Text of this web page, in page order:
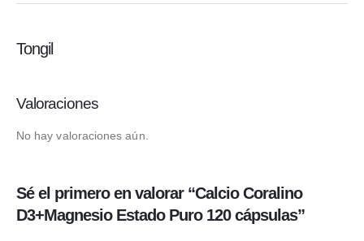
Tongil
Valoraciones
No hay valoraciones aún.
Sé el primero en valorar “Calcio Coralino
D3+Magnesio Estado Puro 120 cápsulas”